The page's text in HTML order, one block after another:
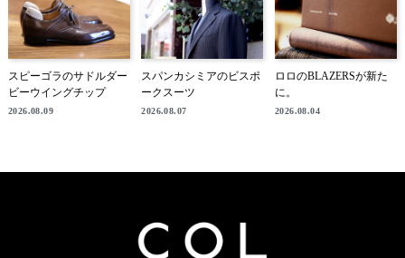
スピーゴラのサドルダー
ビーウイングチップ
2026.08.09
スパンカシミアのビスポ
ークスーツ
2026.08.07
ロロのBLAZERSが新た
に。
2026.08.04